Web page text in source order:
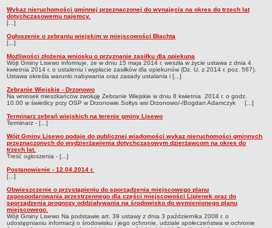
Wykaz nieruchomości gminnej przeznaczonej do wynajęcia na okres do trzech lat
dotychczasowemu najemcy.
[...]
Ogłoszenie o zebraniu wiejskim w miejscowości Błachta
[...]
Możliwości złożenia wniosku o przyznanie zasiłku dla opiekuna
Wójt Gminy Lisewo informuje, że w dniu 15 maja 2014 r. weszła w życie ustawa z dnia 4
kwietnia 2014 r. o ustaleniu i wypłacie zasiłków dla opiekunów (Dz. U. z 2014 r. poz. 567).
Ustawa określa warunki nabywania oraz zasady ustalania i [...]
Zebranie Wiejskie - Drzonowo
Na wniosek mieszkańców zwołuję Zebranie Wiejskie w dniu 8 kwietnia 2014 r. o godz.
10.00 w świetlicy przy OSP w Drzonowie.Sołtys wsi Drzonowo/-/Bogdan Adamczyk [...]
Terminarz zebrań wiejskich na terenie gminy Lisewo
Terminarz - [...]
Wójt Gminy Lisewo podaje do publicznej wiadomości wykaz nieruchomości gminnych
przeznaczonych do wydzierżawienia dotychczasowym dzierżawcom na okres do
trzech lat.
Treść ogłoszenia - [...]
Postanowienie - 12.04.2014 r.
[...]
Obwieszczenie o przystąpieniu do sporządzenia miejscowego planu
zagospodarowania przestrzennego dla części miejscowości Lipienek oraz do
sporządzenia prognozy oddziaływania na środowisko do wymienionego planu
miejscowego.
Wójt Gminy Lisewo Na podstawie art. 39 ustawy z dnia 3 października 2008 r. o
udostępnianiu informacji o środowisku i jego ochronie, udziale społeczeństwa w ochronie